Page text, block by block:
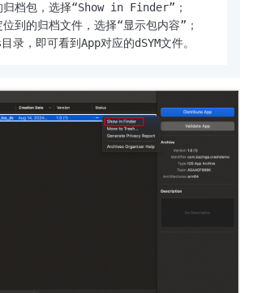
归档包，选择“Show in Finder”；
到的归档文件，选择“显示包内容”；
录，即可看到App对应的dSYM文件。